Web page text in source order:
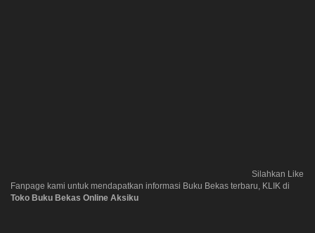
Silahkan Like
Fanpage kami untuk mendapatkan informasi Buku Bekas terbaru, KLIK di
Toko Buku Bekas Online Aksiku